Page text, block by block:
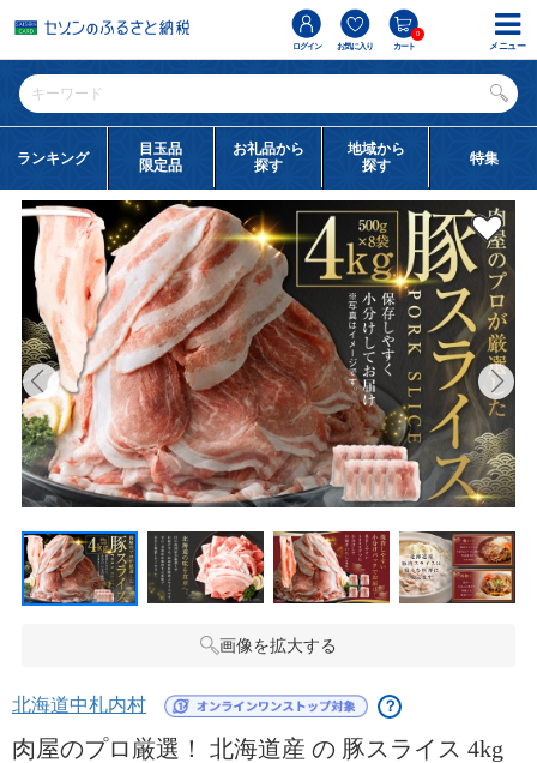
ログイン お気に入り カート
0
ランキング
目玉品
限定品
お礼品から
探す
地域から
探す
特集
画像を拡大する
北海道中札内村 ？
肉屋のプロ厳選！ 北海道産 の 豚スライス 4kg
メニュー